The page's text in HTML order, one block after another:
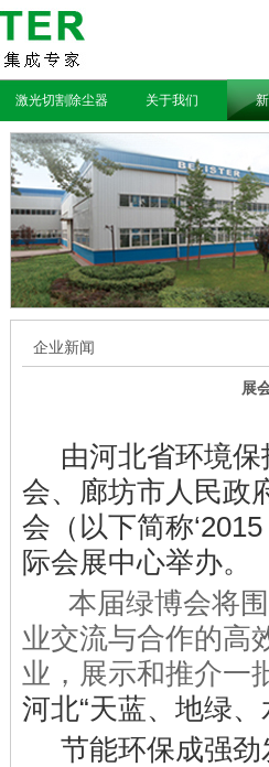
激光切割除尘器 关于我们
企业新闻
展
由河北省环境保
会、廊坊市人民政
会（以下简称
际会展中心举办。
本届绿博会将围
业交流与合作的高
业，展示和推介一
河北“天蓝、地绿
节能环保成强劲